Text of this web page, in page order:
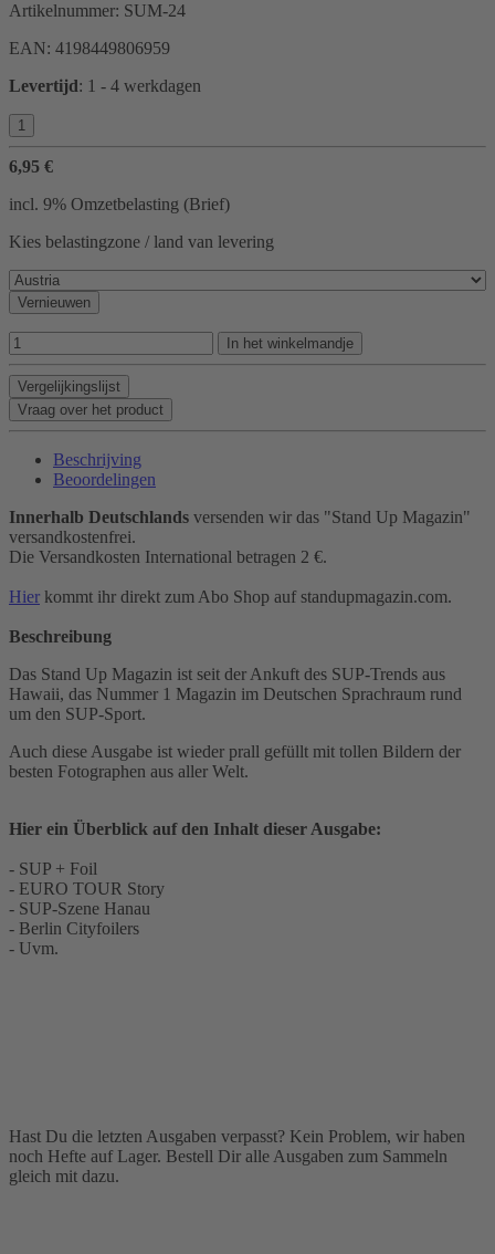
Artikelnummer: SUM-24
EAN: 4198449806959
Levertijd: 1 - 4 werkdagen
6,95 €
incl. 9% Omzetbelasting (Brief)
Kies belastingzone / land van levering
Vernieuwen
In het winkelmandje
Vergelijkingslijst
Vraag over het product
Beschrijving
Beoordelingen
Innerhalb Deutschlands versenden wir das "Stand Up Magazin"
versandkostenfrei.
Die Versandkosten International betragen 2 €.
Hier kommt ihr direkt zum Abo Shop auf standupmagazin.com.
Beschreibung
Das Stand Up Magazin ist seit der Ankuft des SUP-Trends aus
Hawaii, das Nummer 1 Magazin im Deutschen Sprachraum rund
um den SUP-Sport.
Auch diese Ausgabe ist wieder prall gefüllt mit tollen Bildern der
besten Fotographen aus aller Welt.
Hier ein Überblick auf den Inhalt dieser Ausgabe:
- SUP + Foil
- EURO TOUR Story
- SUP-Szene Hanau
- Berlin Cityfoilers
- Uvm.
Hast Du die letzten Ausgaben verpasst? Kein Problem, wir haben
noch Hefte auf Lager. Bestell Dir alle Ausgaben zum Sammeln
gleich mit dazu.